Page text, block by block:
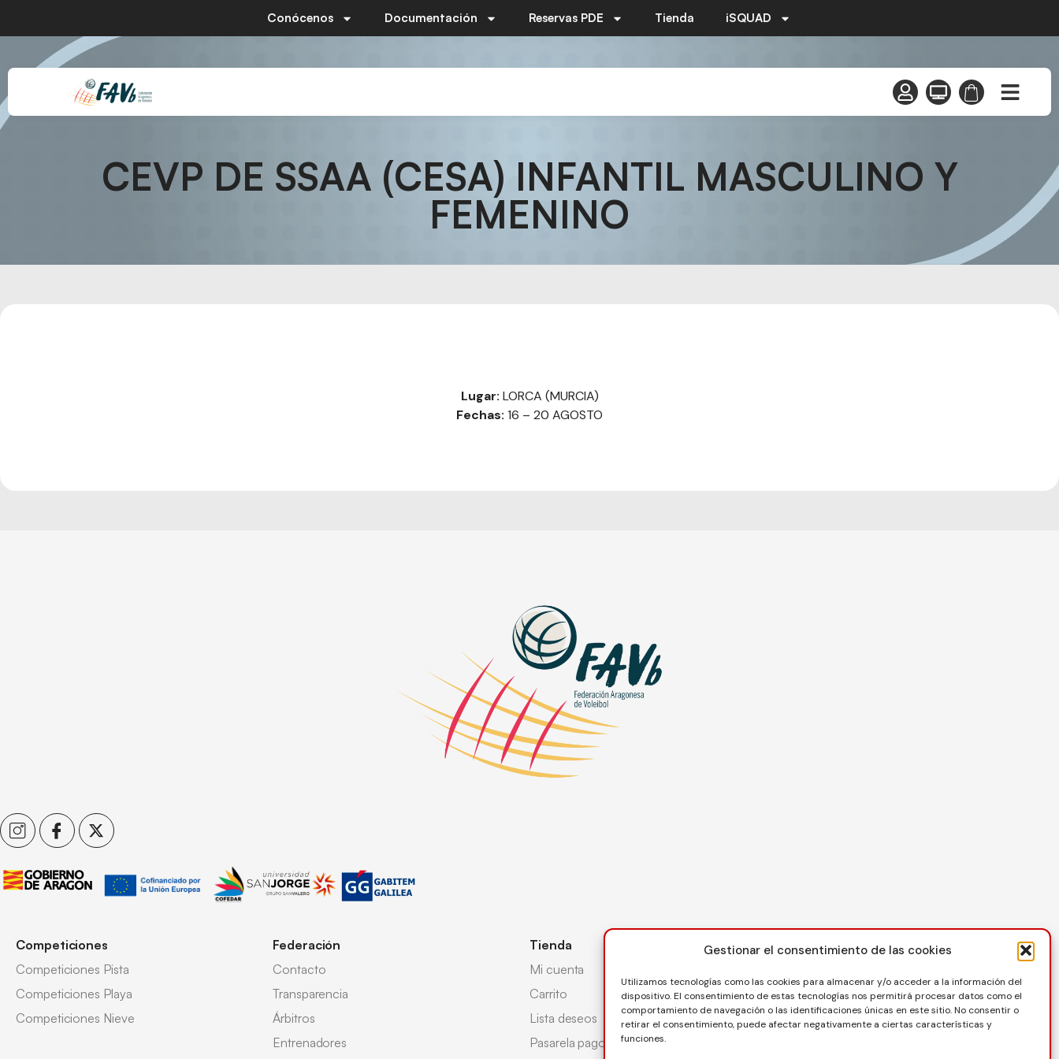
Gestionar el consentimiento de las cookies
Utilizamos tecnologías como las cookies para almacenar y/o acceder a la información del
dispositivo. El consentimiento de estas tecnologías nos permitirá procesar datos como el
comportamiento de navegación o las identificaciones únicas en este sitio. No consentir o
retirar el consentimiento, puede afectar negativamente a ciertas características y
funciones.
Conócenos Documentación Reservas PDE Tienda iSQUAD
CEVP DE SSAA (CESA) INFANTIL MASCULINO Y
FEMENINO
Lugar: LORCA (MURCIA)
Fechas: 16 – 20 AGOSTO
Competiciones
Competiciones Pista
Competiciones Playa
Competiciones Nieve
Federación
Contacto
Transparencia
Árbitros
Entrenadores
Tienda
Mi cuenta
Carrito
Lista deseos
Pasarela pago
Contacto
976 73 08 41
secretaria@favb.es